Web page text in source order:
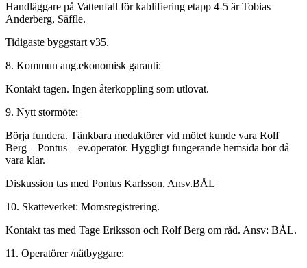
Handläggare på Vattenfall för kablifiering etapp 4-5 är Tobias
Anderberg, Säffle.
Tidigaste byggstart v35.
8. Kommun ang.ekonomisk garanti:
Kontakt tagen. Ingen återkoppling som utlovat.
9. Nytt stormöte:
Börja fundera. Tänkbara medaktörer vid mötet kunde vara Rolf
Berg – Pontus – ev.operatör. Hyggligt fungerande hemsida bör då
vara klar.
Diskussion tas med Pontus Karlsson. Ansv.BÅL
10. Skatteverket: Momsregistrering.
Kontakt tas med Tage Eriksson och Rolf Berg om råd. Ansv: BÅL.
11. Operatörer /nätbyggare: